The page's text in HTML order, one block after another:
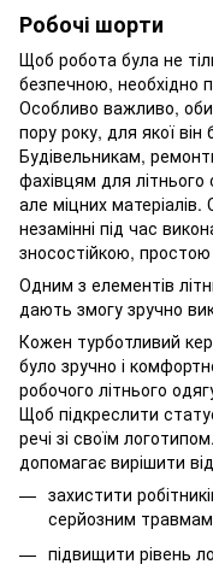
Робочі шорти
Щоб робота була не
безпечною, необхідно
Особливо важливо,
пору року, для якої
Будівельникам,
фахівцям для літнього
але міцних
незамінні під час
зносостійкою, простою
Одним з елементів
дають змогу зручно
Кожен турботливий
було зручно і
робочого літнього
Щоб підкреслити
речі зі своїм
допомагає вирішити
захистити
серйозним
підвищити рівень